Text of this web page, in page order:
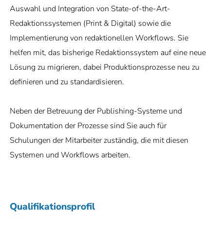
Auswahl und Integration von State-of-the-Art-
Redaktionssystemen (Print & Digital) sowie die
Implementierung von redaktionellen Workflows. Sie
helfen mit, das bisherige Redaktionssystem auf eine neue
Lösung zu migrieren, dabei Produktionsprozesse neu zu
definieren und zu standardisieren.
Neben der Betreuung der Publishing-Systeme und
Dokumentation der Prozesse sind Sie auch für
Schulungen der Mitarbeiter zuständig, die mit diesen
Systemen und Workflows arbeiten.
Qualifikationsprofil